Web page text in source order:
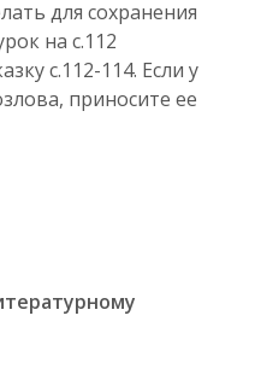
для сохранения
на с.112
с.112-114. Если у
приносите ее